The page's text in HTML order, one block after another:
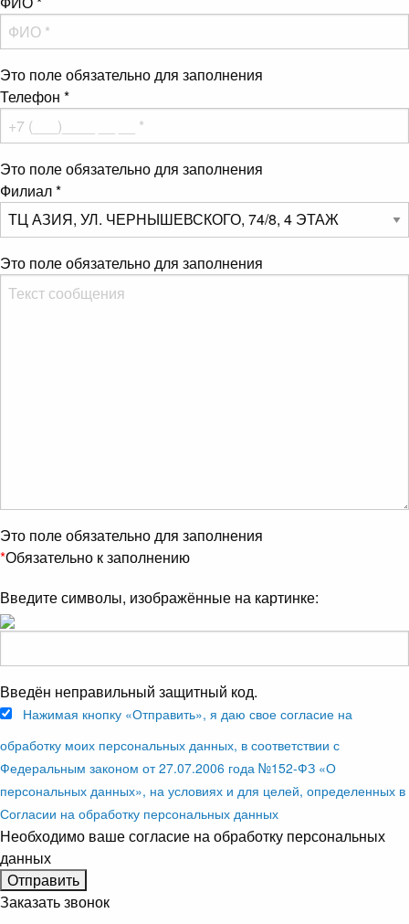
Это поле обязательно для заполнения
Телефон *
Это поле обязательно для заполнения
Филиал*
Это поле обязательно для заполнения
Это поле обязательно для заполнения
*Обязательно к заполнению
Введите символы, изображённые на картинке:
Введён неправильный защитный код.
Нажимая кнопку «Отправить», я даю свое согласие на
обработку моих персональных данных, в соответствии с
Федеральным законом от 27.07.2006 года №152-ФЗ «О
персональных данных», на условиях и для целей, определенных в
Согласии на обработку персональных данных
Необходимо ваше согласие на обработку персональных
данных
Заказать звонок